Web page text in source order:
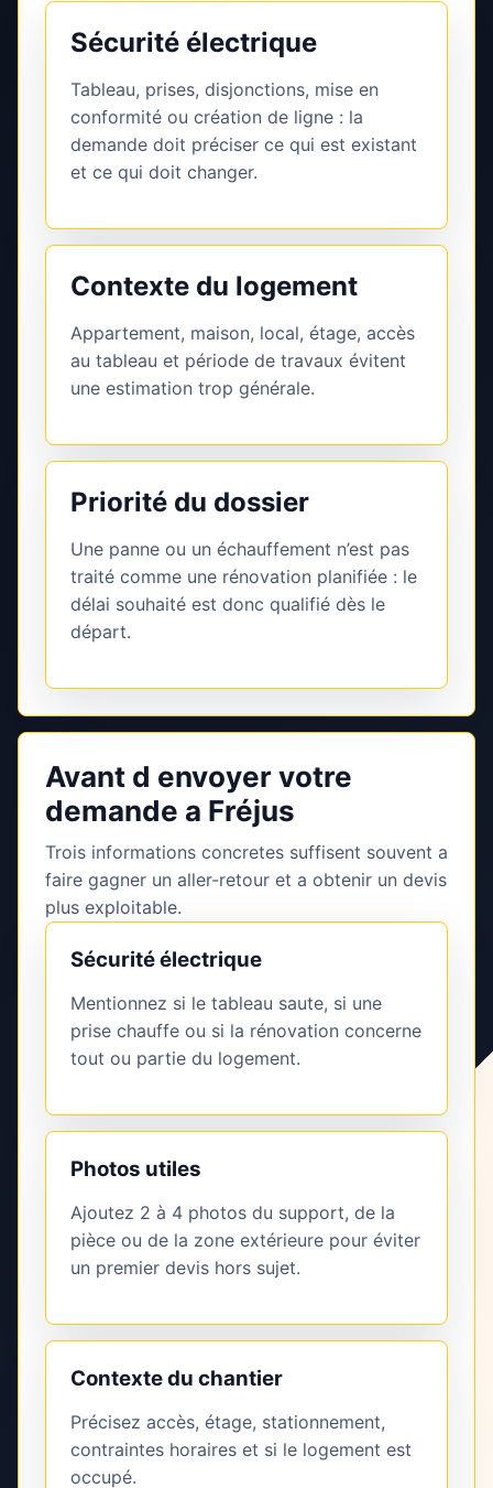
Sécurité électrique
Tableau, prises, disjonctions, mise en
conformité ou création de ligne : la
demande doit préciser ce qui est existant
et ce qui doit changer.
Contexte du logement
Appartement, maison, local, étage, accès
au tableau et période de travaux évitent
une estimation trop générale.
Priorité du dossier
Une panne ou un échauffement n’est pas
traité comme une rénovation planifiée : le
délai souhaité est donc qualifié dès le
départ.
Avant d envoyer votre
demande a Fréjus
Trois informations concretes suffisent souvent a
faire gagner un aller-retour et a obtenir un devis
plus exploitable.
Sécurité électrique
Mentionnez si le tableau saute, si une
prise chauffe ou si la rénovation concerne
tout ou partie du logement.
Photos utiles
Ajoutez 2 à 4 photos du support, de la
pièce ou de la zone extérieure pour éviter
un premier devis hors sujet.
Contexte du chantier
Précisez accès, étage, stationnement,
contraintes horaires et si le logement est
occupé.